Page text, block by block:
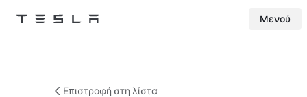
Tesla Μενού
Επιστροφή στη λίστα